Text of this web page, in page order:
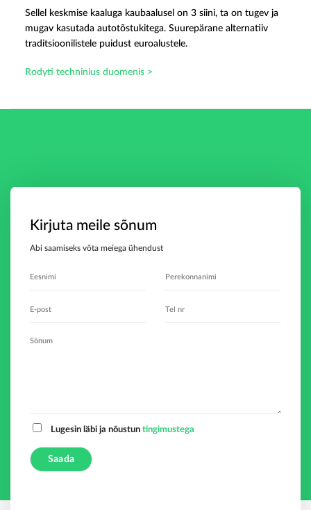
Sellel keskmise kaaluga kaubaalusel on 3 siini, ta on tugev ja
mugav kasutada autotõstukitega. Suurepärane alternatiiv
traditsioonilistele puidust euroalustele.
Rodyti techninius duomenis >
Kirjuta meile sõnum
Abi saamiseks võta meiega ühendust
Lugesin läbi ja nõustun tingimustega